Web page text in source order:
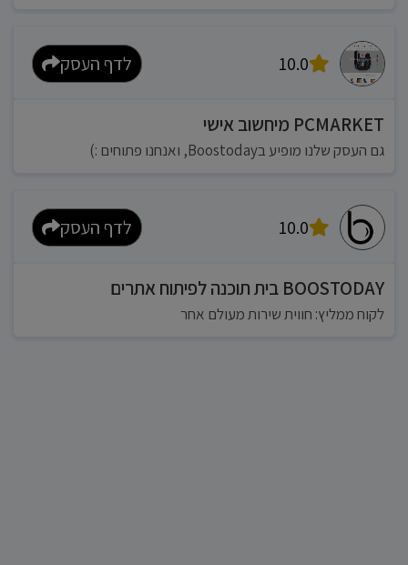
10.0 לדף העסק
PCMARKET מיחשוב אישי
גם העסק שלנו מופיע בBoostoday, ואנחנו פתוחים :)
10.0 לדף העסק
BOOSTODAY בית תוכנה לפיתוח אתרים
לקוח ממליץ: חווית שירות מעולם אחר